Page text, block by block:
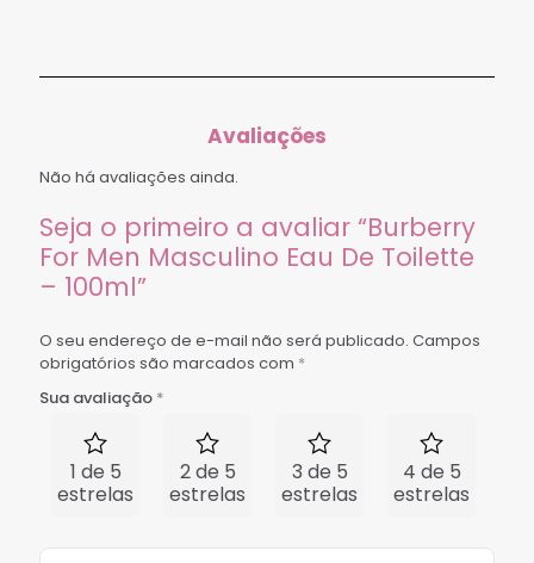
Avaliações
Não há avaliações ainda.
Seja o primeiro a avaliar “Burberry
For Men Masculino Eau De Toilette
– 100ml”
O seu endereço de e-mail não será publicado. Campos
obrigatórios são marcados com *
Sua avaliação *
1 de 5
estrelas
2 de 5
estrelas
3 de 5
estrelas
4 de 5
estrelas